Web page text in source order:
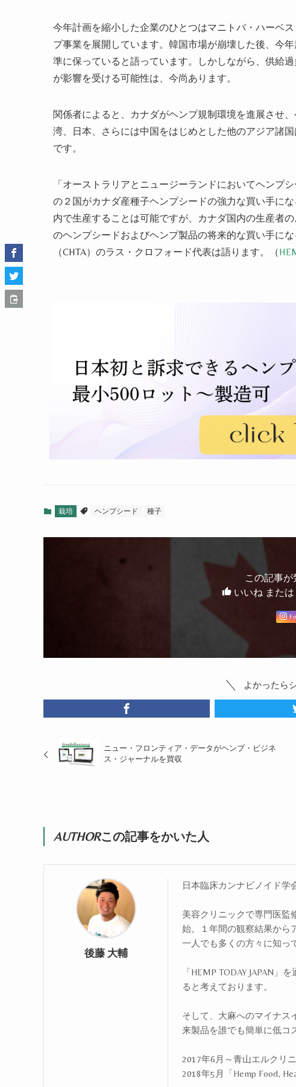
今年計画を縮小した企業のひとつはマニトバ・ハーベ
プ事業を展開しています。韓国市場が崩壊した後、今
準に保っていると語っています。しかしながら、供給
が影響を受ける可能性は、今尚あります。
関係者によると、カナダがヘンプ規制環境を進展させ、
湾、日本、さらには中国をはじめとした他のアジア諸
です。
「オーストラリアとニュージーランドにおいてヘンプシ
の ２国がカナダ産種子ヘンプシードの強力な買い手に
内で生産することは可能ですが、カナダ国内の生産者の
のヘンプシードおよびヘンプ製品の将来的な買い手に
（CHTA）のラス・クロフォード代表は語ります。
（
栽培 ヘンプシード 種子
この記事が
いいね または
よかったら
ニュー・フロンティア・データがヘンプ・ビジネ
ス・ジャーナルを買収
AUTHORこの記事をかいた人
後藤 大輔
日本臨床カンナビノイド学
美容クリニックで専門医監
始。１年間の観察結果から
一人でも多くの方々に知っ
「HEMP TODAY JAPAN
ると考えております。
そして、大麻へのマイナス
来製品を誰でも簡単に低コ
2017年6月～青山エルクリ
2018年5月「Hemp Food,